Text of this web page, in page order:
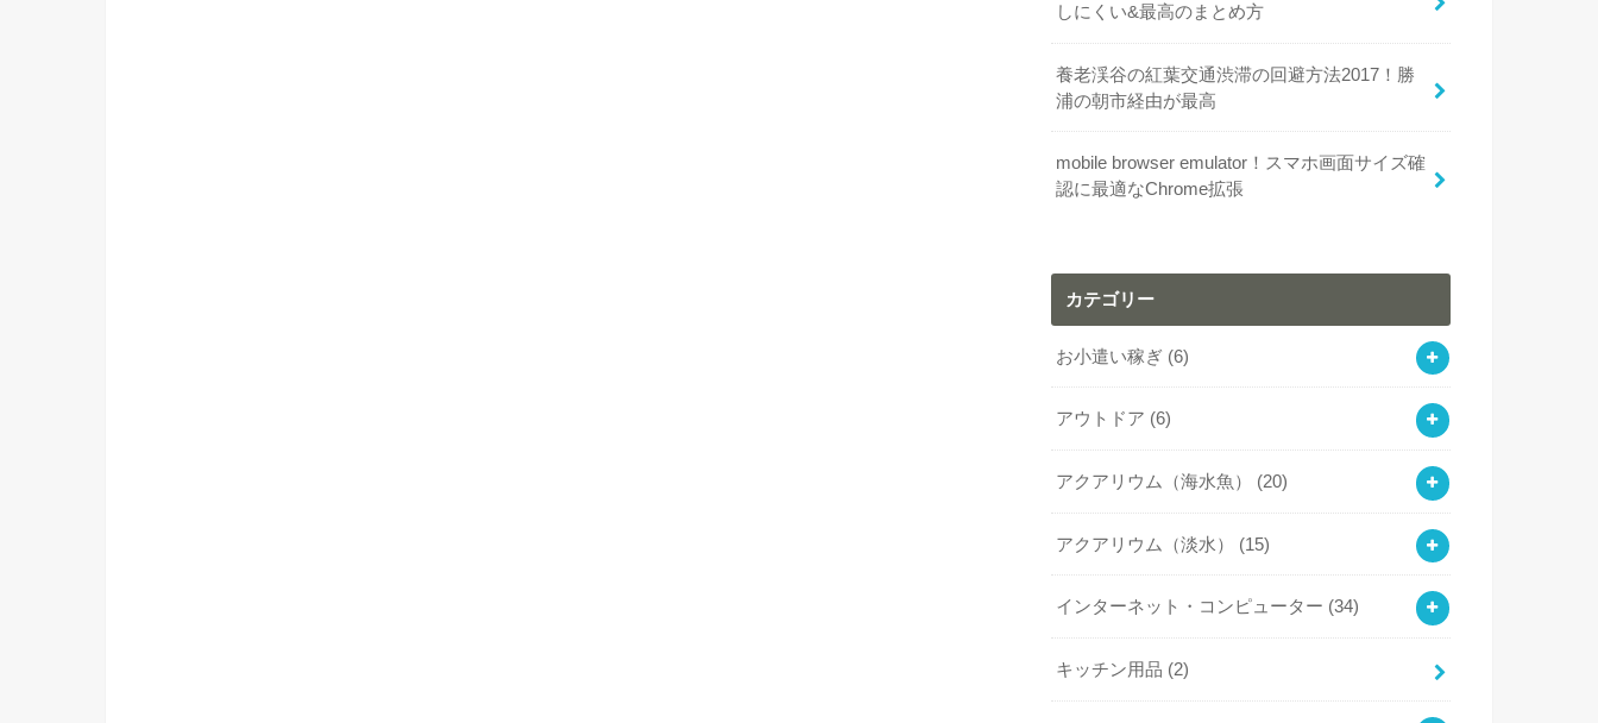
しにくい&最高のまとめ方
養老渓谷の紅葉交通渋滞の回避方法2017！勝
浦の朝市経由が最高
mobile browser emulator！スマホ画面サイズ確
認に最適なChrome拡張
カテゴリー
お小遣い稼ぎ (6)
アウトドア (6)
アクアリウム（海水魚） (20)
アクアリウム（淡水） (15)
インターネット・コンピューター (34)
キッチン用品 (2)